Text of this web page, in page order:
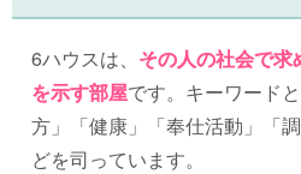
6ハウスは、 その人の社会で求
を示す部屋です。キーワード
方」「健康」「奉仕活動」「
どを司っています。